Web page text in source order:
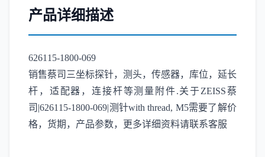
产品详细描述
626115-1800-069
销售蔡司三坐标探针，测头，传感器，库位，延长
杆，适配器，连接杆等测量附件.关于ZEISS蔡
司|626115-1800-069|测针with thread, M5需要了解价
格，货期，产品参数，更多详细资料请联系客服